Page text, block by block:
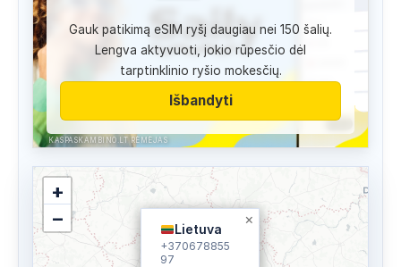
KASPASKAMBINO.LT RĖMĖJAS
Gauk patikimą eSIM ryšį daugiau nei 150 šalių.
Lengva aktyvuoti, jokio rūpesčio dėl
tarptinklinio ryšio mokesčių.
Išbandyti
Lietuva
+370678855
97
×
+
−